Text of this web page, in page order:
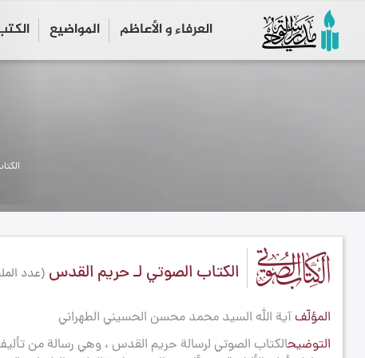
العرفاء و الأعاظم المواضیع
الكتاب الصوتي لـ حريم القدس (عدد
المؤلّفآية الله السيد محمد محسن الحسيني الطهراني
التوضيحالكتاب الصوتي لرسالة حريم القدس ، وهي رسالة من